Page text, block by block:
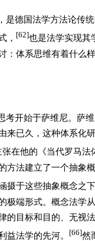
是德国法学方法论传
， [62]也是法学实现其
：体系思维有着什么
考开始于萨维尼。萨
来已久，这种体系化
在他的《当代罗马法
方法建立了一个抽象
摄于这些抽象概念之
极端形式。概念法学
的目标和目的、无视
益法学的先河。
[66]然